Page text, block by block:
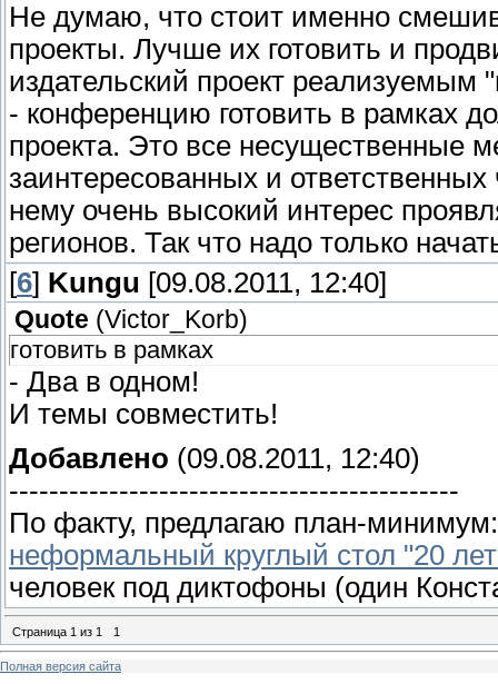
Не думаю, что стоит именно
проекты. Лучше их готовить и
издательский проект
- конференцию готовить в рамках
проекта. Это все несущественные
заинтересованных и
нему очень высокий интерес
регионов. Так что надо только
[6] Kungu [09.08.2011, 12:40]
Quote (Victor_Korb)
готовить в рамках
- Два в одном!
И темы совместить!
Добавлено (09.08.2011, 12:40)
---------------------------------------------
По факту, предлагаю план-минимум:
неформальный круглый стол "20
человек под диктофоны (один
Страница 1 из 1 1
Полная версия сайта